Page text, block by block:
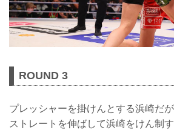
ROUND 3
プレッシャーを掛けんとする浜崎だ
ストレートを伸ばして浜崎をけん制